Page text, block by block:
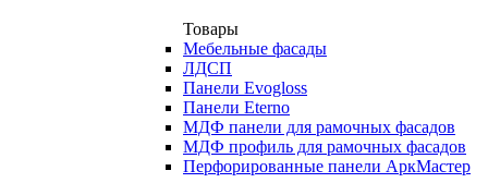
Товары
Мебельные фасады
ЛДСП
Панели Evogloss
Панели Eterno
МДФ панели для рамочных фасадов
МДФ профиль для рамочных фасадов
Перфорированные панели АркМастер